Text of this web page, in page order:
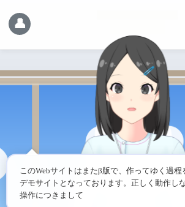
👤
このWebサイトはまたβ版で、作ってゆく過
デモサイトとなっております。正しく動作し
操作につきましては